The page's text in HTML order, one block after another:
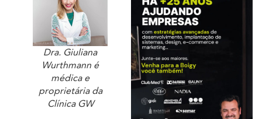
Dra. Giuliana
Wurthmann é
médica e
proprietária da
Clínica GW